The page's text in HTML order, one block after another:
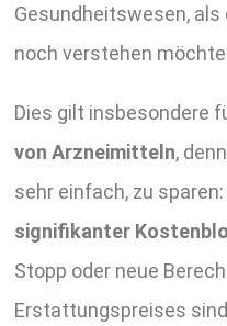
Gesundheitswesen, als
noch verstehen
Dies gilt insbesondere
von Arzneimitteln,
sehr einfach, zu
signifikanter
Stopp oder neue
Erstattungspreises